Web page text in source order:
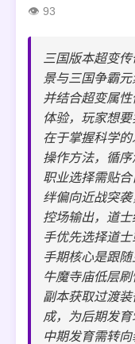
93
三国版本超变
景与三国争霸
并结合超变属
体验，玩家想
在于掌握科学
操作方法，循序
职业选择需贴
绊偏向近战突
控场输出，道
手优先选择道
手期核心是跟随
牛魔寺庙低层
副本获取过渡
成，为后期发育
中期发育需转